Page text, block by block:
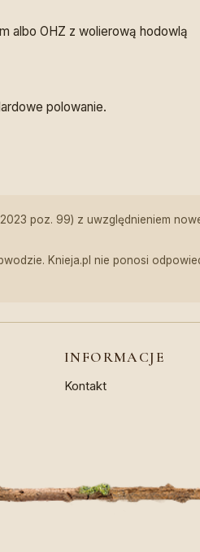
albo OHZ z wolierową hodowlą
polowanie.
poz. 99) z uwzględnieniem
Knieja.pl nie ponosi
INFORMACJE
Kontakt